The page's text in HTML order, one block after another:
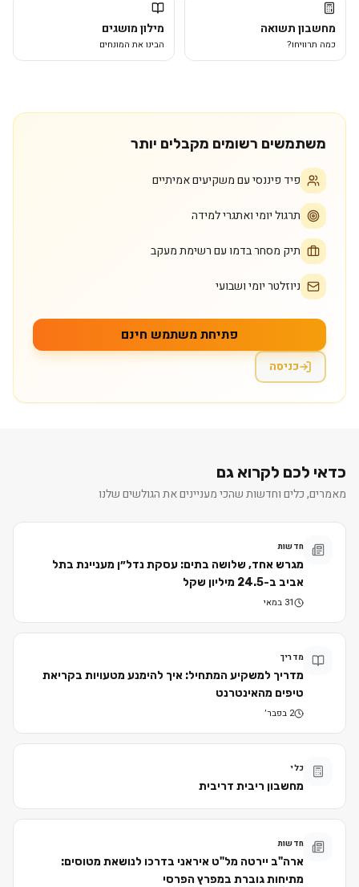
מחשבון תשואה
כמה תרוויחו?
מילון מושגים
הבינו את המונחים
משתמשים רשומים מקבלים יותר
פיד פיננסי עם משקיעים אמיתיים
תרגול יומי ואתגרי למידה
תיק מסחר בדמו עם רשימת מעקב
ניוזלטר יומי ושבועי
פתיחת משתמש חינם
כניסה
כדאי לכם לקרוא גם
מאמרים, כלים וחדשות שהכי מעניינים את הגולשים שלנו
חדשות
מגרש אחד, שלושה בתים: עסקת נדל״ן מעניינת בתל
אביב ב-24.5 מיליון שקל
31 במאי
מדריך
מדריך למשקיע המתחיל: איך להימנע מטעויות בקריאת
טיפים מהאינטרנט
2 בפבר׳
כלי
מחשבון ריבית דריבית
חדשות
ארה"ב יירטה מל"ט איראני בדרכו לנושאת מטוסים:
מתיחות גוברת במפרץ הפרסי